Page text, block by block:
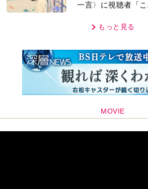
一言〉に視聴者「
もっと見る
MOVIE